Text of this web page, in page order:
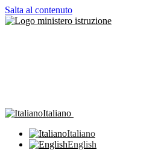
Salta al contenuto
Italiano
Italiano
English